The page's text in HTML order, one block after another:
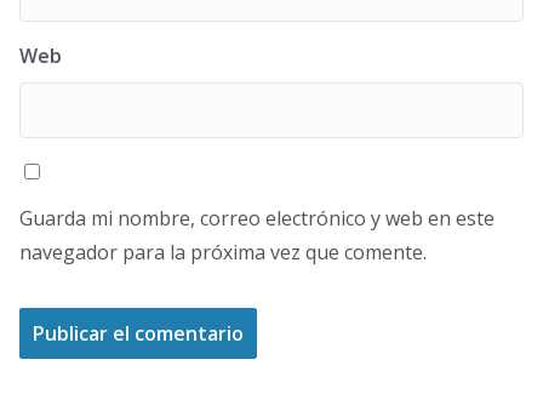
Web
Guarda mi nombre, correo electrónico y web en este
navegador para la próxima vez que comente.